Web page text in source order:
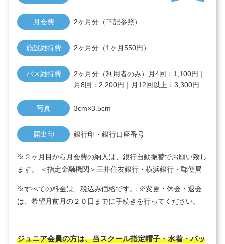
月会費 2ヶ月分（下記参照）
施設維持費 2ヶ月分（1ヶ月550円）
バス維持費
2ヶ月分（利用者のみ）月4回：1,100円｜
月8回：2,200円｜月12回以上：3,300円
写真 3cm×3.5cm
届出印 銀行印・銀行口座番号
※２ヶ月目から月会費の納入は、銀行自動振替でお願い致し
ます。 ＜指定金融機関＞三井住友銀行・横浜銀行・郵便局
※すべての料金は、税込み価格です。 ※変更・休会・退会
は、希望月前月の２０日までに手続きを行ってください。
ジュニア会員の方は、当スクール指定帽子・水着・バッ